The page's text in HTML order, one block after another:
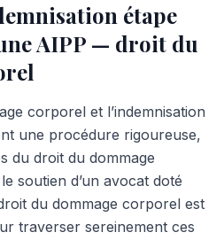
étape
AIPP — droit du
corporel et l’indemnisation
une procédure rigoureuse,
du droit du dommage
soutien d’un avocat doté
du dommage corporel est
traverser sereinement ces